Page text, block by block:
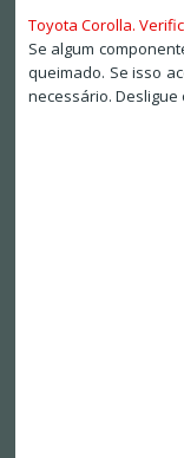
Toyota Corolla.
Se algum
queimado. Se isso
necessário. Desligue